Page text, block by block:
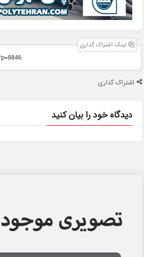
لینک اشتراک گذاری
اشتراک گذاری
دیدگاه خود را بیان کنید